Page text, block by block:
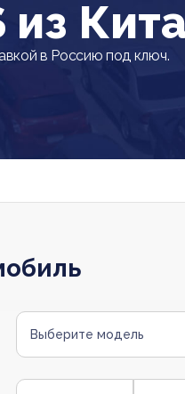
из
в Россию под ключ.
Выберите модель